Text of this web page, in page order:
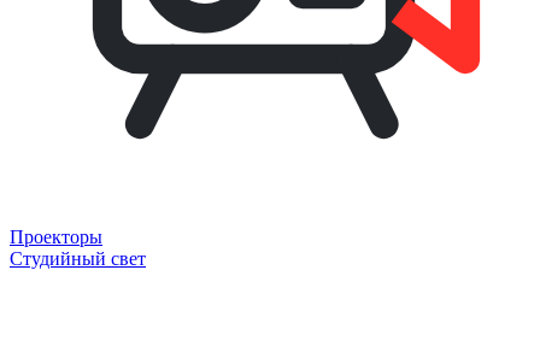
Проекторы
Студийный свет